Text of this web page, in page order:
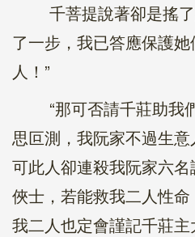
千菩提說著卻是搖了
了一步，我已答應保護
人！”
“那可否請千莊助我
思叵測，我阮家不過生意
可此人卻連殺我阮家六
俠士，若能救我二人性命
我二人也定會謹記千莊主